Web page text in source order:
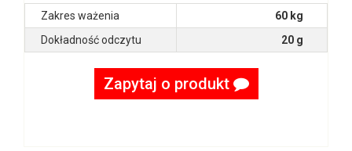
Zakres ważenia
60 kg
Dokładność odczytu
20 g
Zapytaj o produkt